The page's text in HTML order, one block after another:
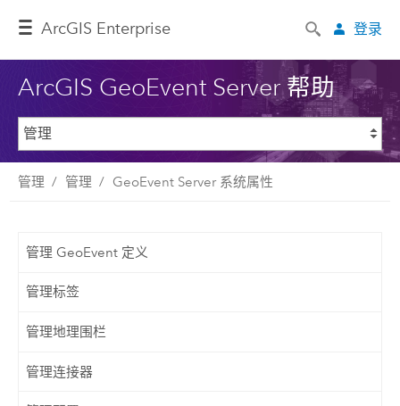
ArcGIS Enterprise 登录
ArcGIS GeoEvent Server 帮助
管理 管理 GeoEvent Server 系统属性
管理 GeoEvent 定义
管理标签
管理地理围栏
管理连接器